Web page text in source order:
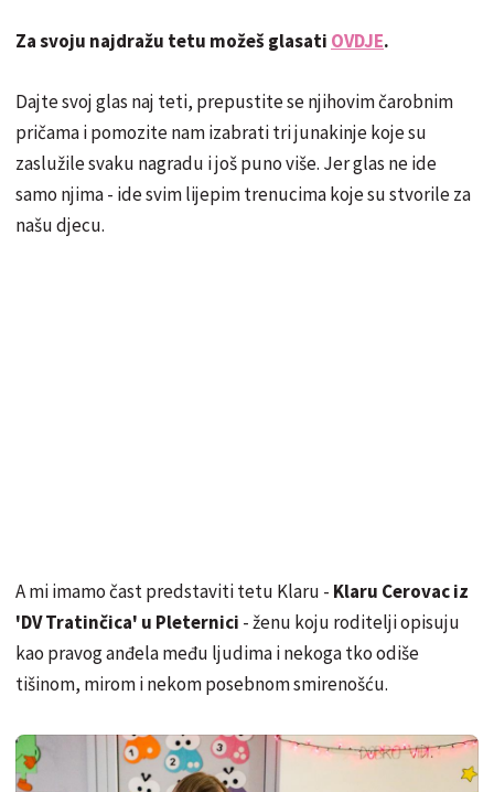
Za svoju najdražu tetu možeš glasati OVDJE.
Dajte svoj glas naj teti, prepustite se njihovim čarobnim
pričama i pomozite nam izabrati tri junakinje koje su
zaslužile svaku nagradu i još puno više. Jer glas ne ide
samo njima - ide svim lijepim trenucima koje su stvorile za
našu djecu.
A mi imamo čast predstaviti tetu Klaru - Klaru Cerovac iz
'DV Tratinčica' u Pleternici - ženu koju roditelji opisuju
kao pravog anđela među ljudima i nekoga tko odiše
tišinom, mirom i nekom posebnom smirenošću.